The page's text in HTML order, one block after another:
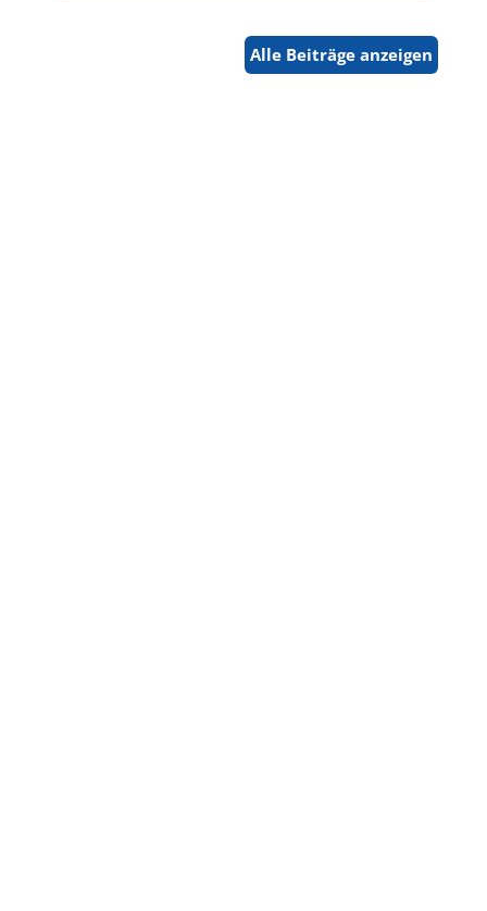
Alle Beiträge anzeigen